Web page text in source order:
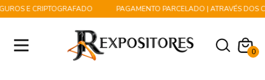
E CRIPTOGRAFADO PAGAMENTO PARCELADO | ATRAVÉS DOS
0